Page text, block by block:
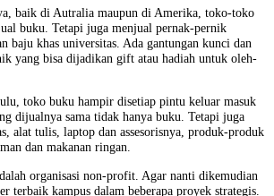
baik di Autralia maupun di Amerika, toko-toko
buku. Tetapi juga menjual pernak-pernik
baju khas universitas. Ada gantungan kunci dan
yang bisa dijadikan gift atau hadiah untuk oleh-
toko buku hampir disetiap pintu keluar masuk
dijualnya sama tidak hanya buku. Tetapi juga
alat tulis, laptop dan assesorisnya, produk-produk
dan makanan ringan.
organisasi non-profit. Agar nanti dikemudian
terbaik kampus dalam beberapa proyek strategis.